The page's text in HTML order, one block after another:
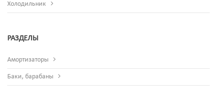
Холодильник
РАЗДЕЛЫ
Амортизаторы
Баки, барабаны